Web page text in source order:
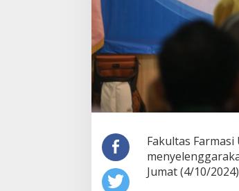
Fakultas
Jumat (4/10/